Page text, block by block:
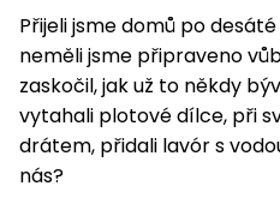
Sněhové
frézy
Sněhová
hrabla,
škrabky
a kladky
Přijeli jsme domů po
neměli jsme připraveno
zaskočil, jak už to někdy
vytahali plotové dílce, při
drátem, přidali lavór s
nás?